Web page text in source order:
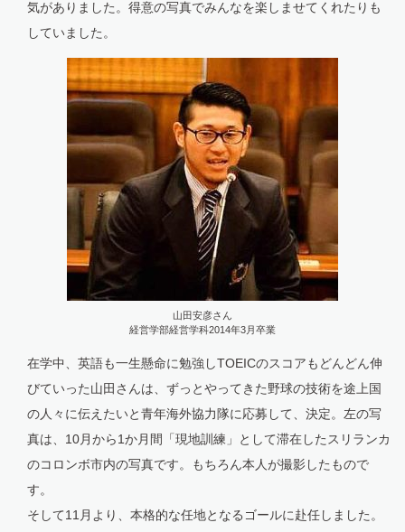
気がありました。得意の写真でみんなを楽しませてくれたりも
していました。
山田安彦さん
経営学部経営学科2014年3月卒業
在学中、英語も一生懸命に勉強しTOEICのスコアもどんどん伸
びていった山田さんは、ずっとやってきた野球の技術を途上国
の人々に伝えたいと青年海外協力隊に応募して、決定。左の写
真は、10月から1か月間「現地訓練」として滞在したスリランカ
のコロンボ市内の写真です。もちろん本人が撮影したもので
す。
そして11月より、本格的な任地となるゴールに赴任しました。